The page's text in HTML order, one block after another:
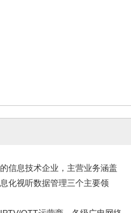
信息技术企业，主营业务涵盖
化视听数据管理三个主要领